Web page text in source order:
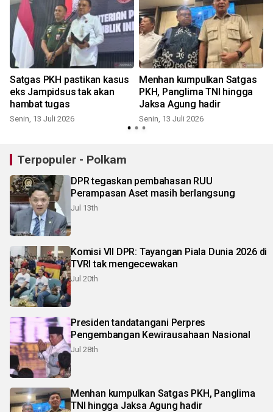
Satgas PKH pastikan kasus
eks Jampidsus tak akan
hambat tugas
Senin, 13 Juli 2026
Menhan kumpulkan Satgas
PKH, Panglima TNI hingga
Jaksa Agung hadir
Senin, 13 Juli 2026
Terpopuler - Polkam
DPR tegaskan pembahasan RUU
Perampasan Aset masih berlangsung
Jul 13th
Komisi VII DPR: Tayangan Piala Dunia 2026 di
TVRI tak mengecewakan
Jul 20th
Presiden tandatangani Perpres
Pengembangan Kewirausahaan Nasional
Jul 28th
Menhan kumpulkan Satgas PKH, Panglima
TNI hingga Jaksa Agung hadir